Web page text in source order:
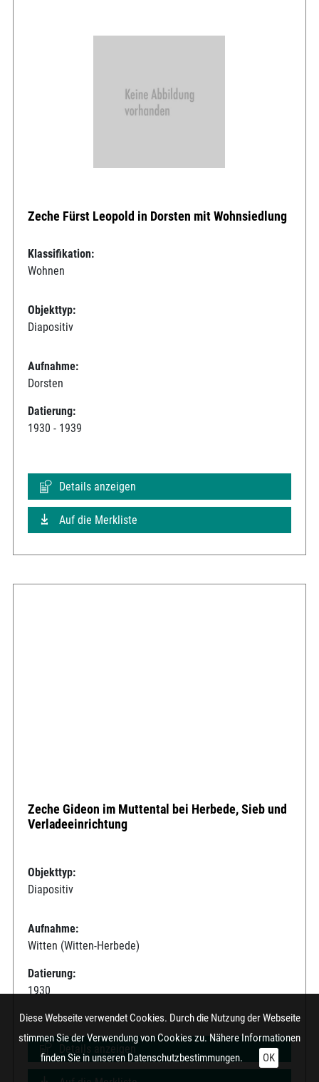
Zeche Fürst Leopold in Dorsten mit Wohnsiedlung
Klassifikation:
Wohnen
Objekttyp:
Diapositiv
Aufnahme:
Dorsten
Datierung:
1930 - 1939
Details anzeigen
Auf die Merkliste
Zeche Gideon im Muttental bei Herbede, Sieb und
Verladeeinrichtung
Objekttyp:
Diapositiv
Aufnahme:
Witten (Witten-Herbede)
Datierung:
1930
Details anzeigen
Diese Webseite verwendet Cookies. Durch die Nutzung der Webseite
stimmen Sie der Verwendung von Cookies zu. Nähere Informationen
finden Sie in unseren Datenschutzbestimmungen. OK